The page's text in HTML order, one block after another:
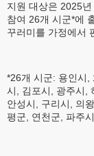
지원 대상은 2025
참여 26개 시군*에
꾸러미를 가정에서
*26개 시군: 용인시,
시, 김포시, 광주시,
안성시, 구리시, 의
평군, 연천군, 파주시